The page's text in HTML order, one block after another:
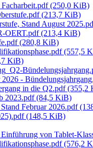
(250,0 KiB)
(213,7 KiB)
Stand August
OERT.pdf(213,4 KiB)
(280,8 KiB)
(557,5
KiB)
-
in die Q2.pdf(355,2
2023.pdf(84,5 KiB)
Februar 2026.pdf
(148,5 KiB)
von Tablet-
(576,2